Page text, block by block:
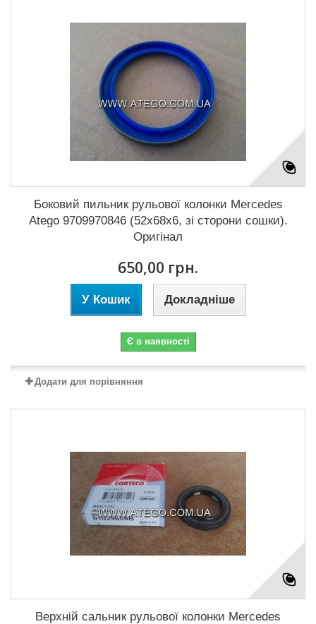
Боковий пильник рульової колонки Mercedes
Atego 9709970846 (52x68x6, зі сторони сошки).
Оригінал
650,00 грн.
У Кошик Докладніше
Є в наявності
Додати для порівняння
Верхній сальник рульової колонки Mercedes